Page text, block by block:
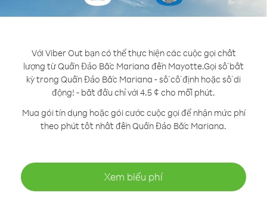
Với Viber Out bạn có thể thực hiện các cuộc gọi chất
lượng từ Quần Đảo Bắc Mariana đến Mayotte.Gọi số bất
kỳ trong Quần Đảo Bắc Mariana - số cố định hoặc số di
động! - bắt đầu chỉ với 4.5 ¢ cho mỗi phút.
Mua gói tín dụng hoặc gói cước cuộc gọi để nhận mức phí
theo phút tốt nhất đến Quần Đảo Bắc Mariana.
Xem biểu phí